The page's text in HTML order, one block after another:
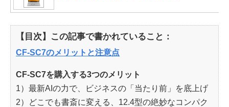
【目次】この記事で書かれていること：
CF-SC7のメリットと注意点
CF-SC7を購入する3つのメリット
1）最新AIの力で、ビジネスの「当たり前」を底上げ
2）どこでも書斎に変える、12.4型の絶妙なコンパク